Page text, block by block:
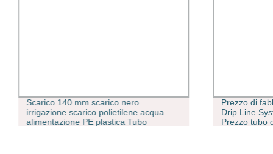
Scarico 140 mm scarico nero
irrigazione scarico polietilene acqua
alimentazione PE plastica Tubo
Prezzo di
Drip Line
Prezzo tubo